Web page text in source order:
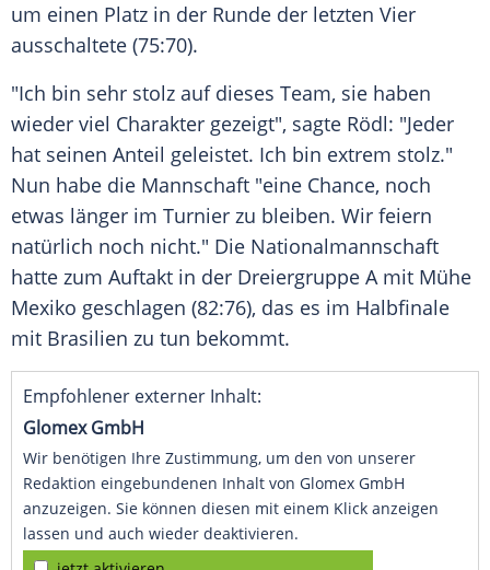
um einen Platz in der Runde der letzten Vier
ausschaltete (75:70).
"Ich bin sehr stolz auf dieses Team, sie haben
wieder viel Charakter gezeigt", sagte Rödl: "Jeder
hat seinen Anteil geleistet. Ich bin extrem stolz."
Nun habe die Mannschaft "eine Chance, noch
etwas länger im Turnier zu bleiben. Wir feiern
natürlich noch nicht." Die Nationalmannschaft
hatte zum Auftakt in der Dreiergruppe A mit Mühe
Mexiko geschlagen (82:76), das es im Halbfinale
mit Brasilien zu tun bekommt.
Empfohlener externer Inhalt:
Glomex GmbH
Wir benötigen Ihre Zustimmung, um den von unserer
Redaktion eingebundenen Inhalt von Glomex GmbH
anzuzeigen. Sie können diesen mit einem Klick anzeigen
lassen und auch wieder deaktivieren.